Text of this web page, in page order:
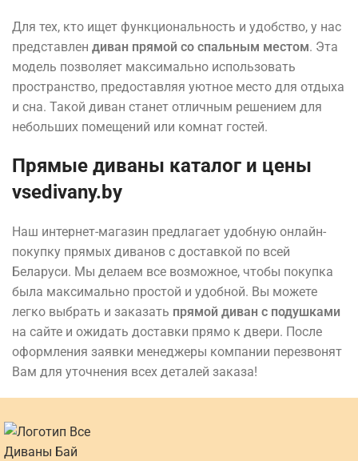
Для тех, кто ищет функциональность и удобство, у нас
представлен диван прямой со спальным местом. Эта
модель позволяет максимально использовать
пространство, предоставляя уютное место для отдыха
и сна. Такой диван станет отличным решением для
небольших помещений или комнат гостей.
Прямые диваны каталог и цены
vsedivany.by
Наш интернет-магазин предлагает удобную онлайн-
покупку прямых диванов с доставкой по всей
Беларуси. Мы делаем все возможное, чтобы покупка
была максимально простой и удобной. Вы можете
легко выбрать и заказать прямой диван с подушками
на сайте и ожидать доставки прямо к двери. После
оформления заявки менеджеры компании перезвонят
Вам для уточнения всех деталей заказа!